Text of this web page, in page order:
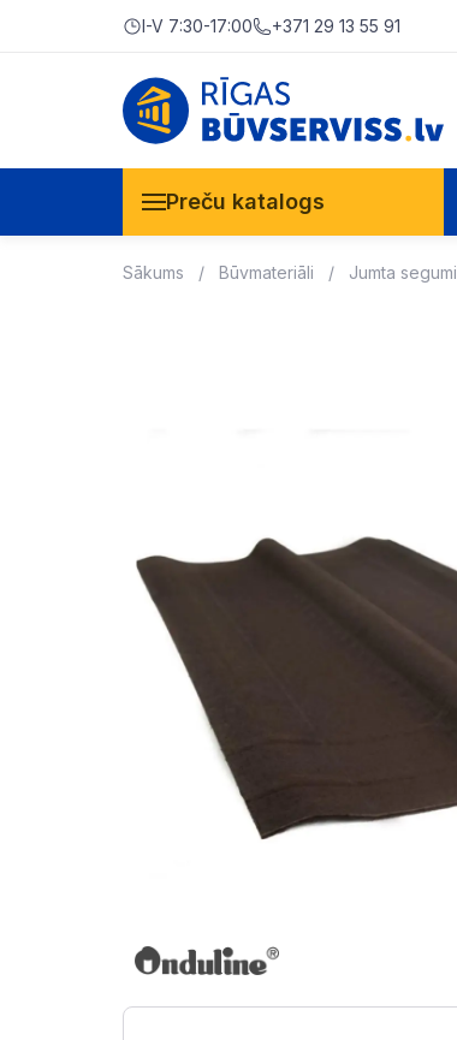
I-V 7:30-17:00 +371 29 13 55 91
Preču katalogs
Sākums Būvmateriāli Jumta segumi